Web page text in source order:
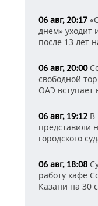
06 авг, 20:17
днем» уходит
после 13 лет
06 авг, 20:00
свободной
ОАЭ вступает
06 авг, 19:12 В
представили
городского
06 авг, 18:08
работу кафе
Казани на 30